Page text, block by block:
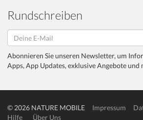
Rundschreiben
Abonnieren Sie unseren Newsletter, um
Apps, App Updates, exklusive Angebote und
© 2026 NATURE MOBILE Impressum
Hilfe
Über Uns